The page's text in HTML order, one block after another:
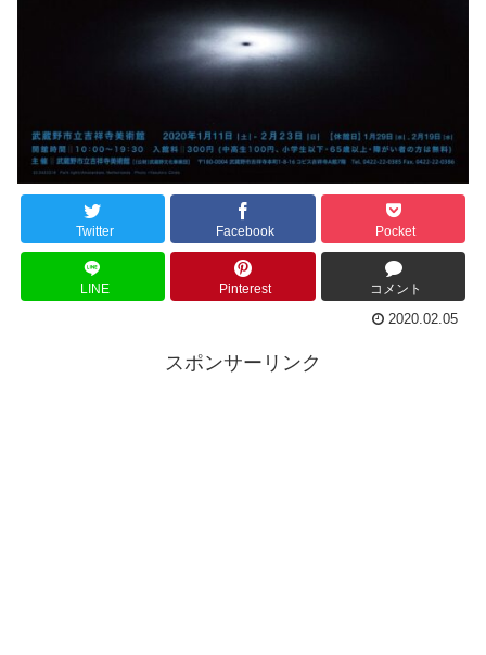
Twitter Facebook Pocket
LINE Pinterest コメント
2020.02.05
スポンサーリンク